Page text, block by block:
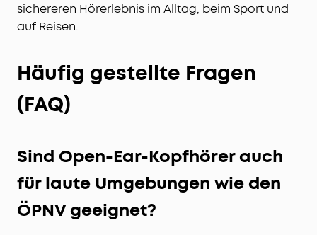
sichereren Hörerlebnis im Alltag, beim Sport und
auf Reisen.
Häufig gestellte Fragen
(FAQ)
Sind Open-Ear-Kopfhörer auch
für laute Umgebungen wie den
ÖPNV geeignet?